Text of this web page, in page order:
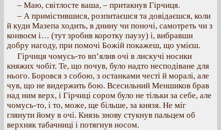
– Маю, світлосте ваша, – притакнув Гірчиця.
– А примістившися, розпитаєшся та довідаєшся, коли
й куди Мазепа ходить, в днину чи поночі, самотреть чи з
конвоєм і… (тут зробив коротку паузу) і, вибравши
добру нагоду, при помочі Божій покажеш, що умієш.
Гірчиця чомусь-то вп’ялив очі в лискучі носики
княжих чобіт. Те, що почув, було надто несподіване для
нього. Боровся з собою, з останками честі й моралі, але
чув, що не видержить бою. Всесильний Меншиков брав
над ним верх, і Гірчиці сором було не тільки за себе, але
чомусь-то, і то, може, ще більше, за князя. Не міг
глянути йому в очі. Князь знову стукнув пальцем об
верхняк табачниці і потягнув носом.